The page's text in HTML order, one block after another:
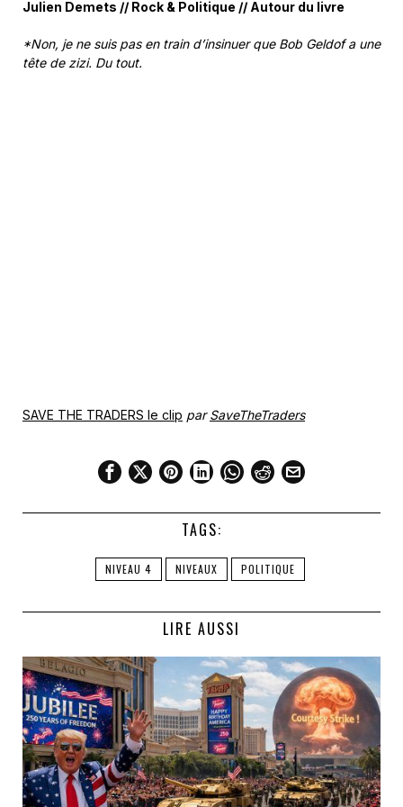
Julien Demets // Rock & Politique // Autour du livre
*Non, je ne suis pas en train d’insinuer que Bob Geldof a une
tête de zizi. Du tout.
SAVE THE TRADERS le clip parSaveTheTraders
TAGS:
NIVEAU 4 NIVEAUX POLITIQUE
LIRE AUSSI